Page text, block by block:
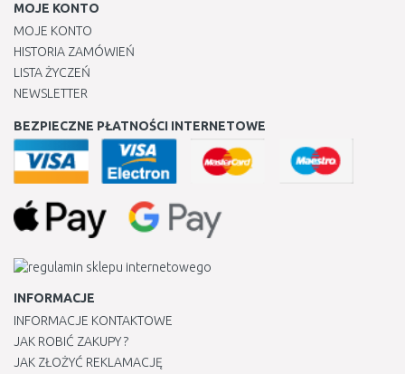
MOJE KONTO
MOJE KONTO
HISTORIA ZAMÓWIEŃ
LISTA ŻYCZEŃ
NEWSLETTER
BEZPIECZNE PŁATNOŚCI INTERNETOWE
INFORMACJE
INFORMACJE KONTAKTOWE
JAK ROBIĆ ZAKUPY ?
JAK ZŁOŻYĆ REKLAMACJĘ